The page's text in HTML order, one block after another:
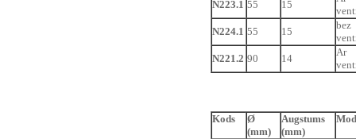
N223.1 55 15
N224.1 55 15
bez
N221.2 90 14
Ar
Kods
Ø
(mm)
Augstums
(mm)